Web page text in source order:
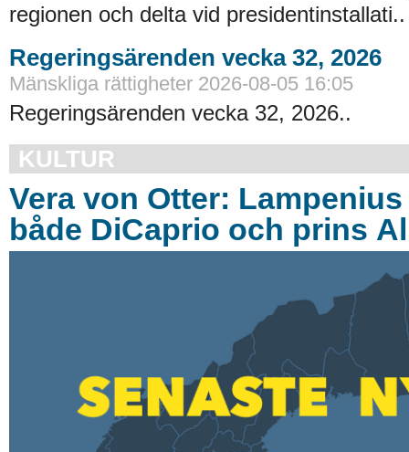
regionen och delta vid presidentinstallati..
Regeringsärenden vecka 32, 2026
Mänskliga rättigheter 2026-08-05 16:05
Regeringsärenden vecka 32, 2026..
KULTUR
Vera von Otter:
både DiCaprio och prins